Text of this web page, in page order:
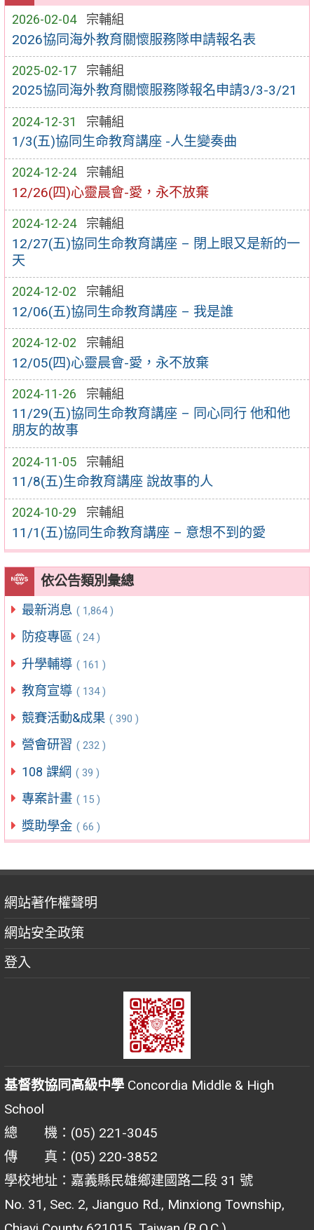
2026-02-04 宗輔組
2026協同海外教育關懷服務隊申請報名表
2025-02-17 宗輔組
2025協同海外教育關懷服務隊報名申請3/3-3/21
2024-12-31 宗輔組
1/3(五)協同生命教育講座 -人生變奏曲
2024-12-24 宗輔組
12/26(四)心靈晨會-愛，永不放棄
2024-12-24 宗輔組
12/27(五)協同生命教育講座 – 閉上眼又是新的一
天
2024-12-02 宗輔組
12/06(五)協同生命教育講座 – 我是誰
2024-12-02 宗輔組
12/05(四)心靈晨會-愛，永不放棄
2024-11-26 宗輔組
11/29(五)協同生命教育講座 – 同心同行 他和他
朋友的故事
2024-11-05 宗輔組
11/8(五)生命教育講座 說故事的人
2024-10-29 宗輔組
11/1(五)協同生命教育講座 – 意想不到的愛
依公告類別彙總
最新消息 ( 1,864 )
防疫專區 ( 24 )
升學輔導 ( 161 )
教育宣導 ( 134 )
競賽活動&成果 ( 390 )
營會研習 ( 232 )
108 課綱 ( 39 )
專案計畫 ( 15 )
獎助學金 ( 66 )
網站著作權聲明
網站安全政策
登入
基督教協同高級中學 Concordia Middle & High
School
總 機：(05) 221-3045
傳 真：(05) 220-3852
學校地址：嘉義縣民雄鄉建國路二段 31 號
No. 31, Sec. 2, Jianguo Rd., Minxiong Township,